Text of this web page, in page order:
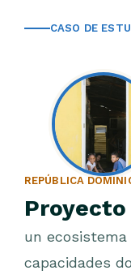
CASO DE
REPÚBLICA
un
capacidades